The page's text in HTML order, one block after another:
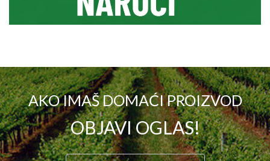
AKO IMAŠ DOMAĆI PROIZVOD
OBJAVI OGLAS!